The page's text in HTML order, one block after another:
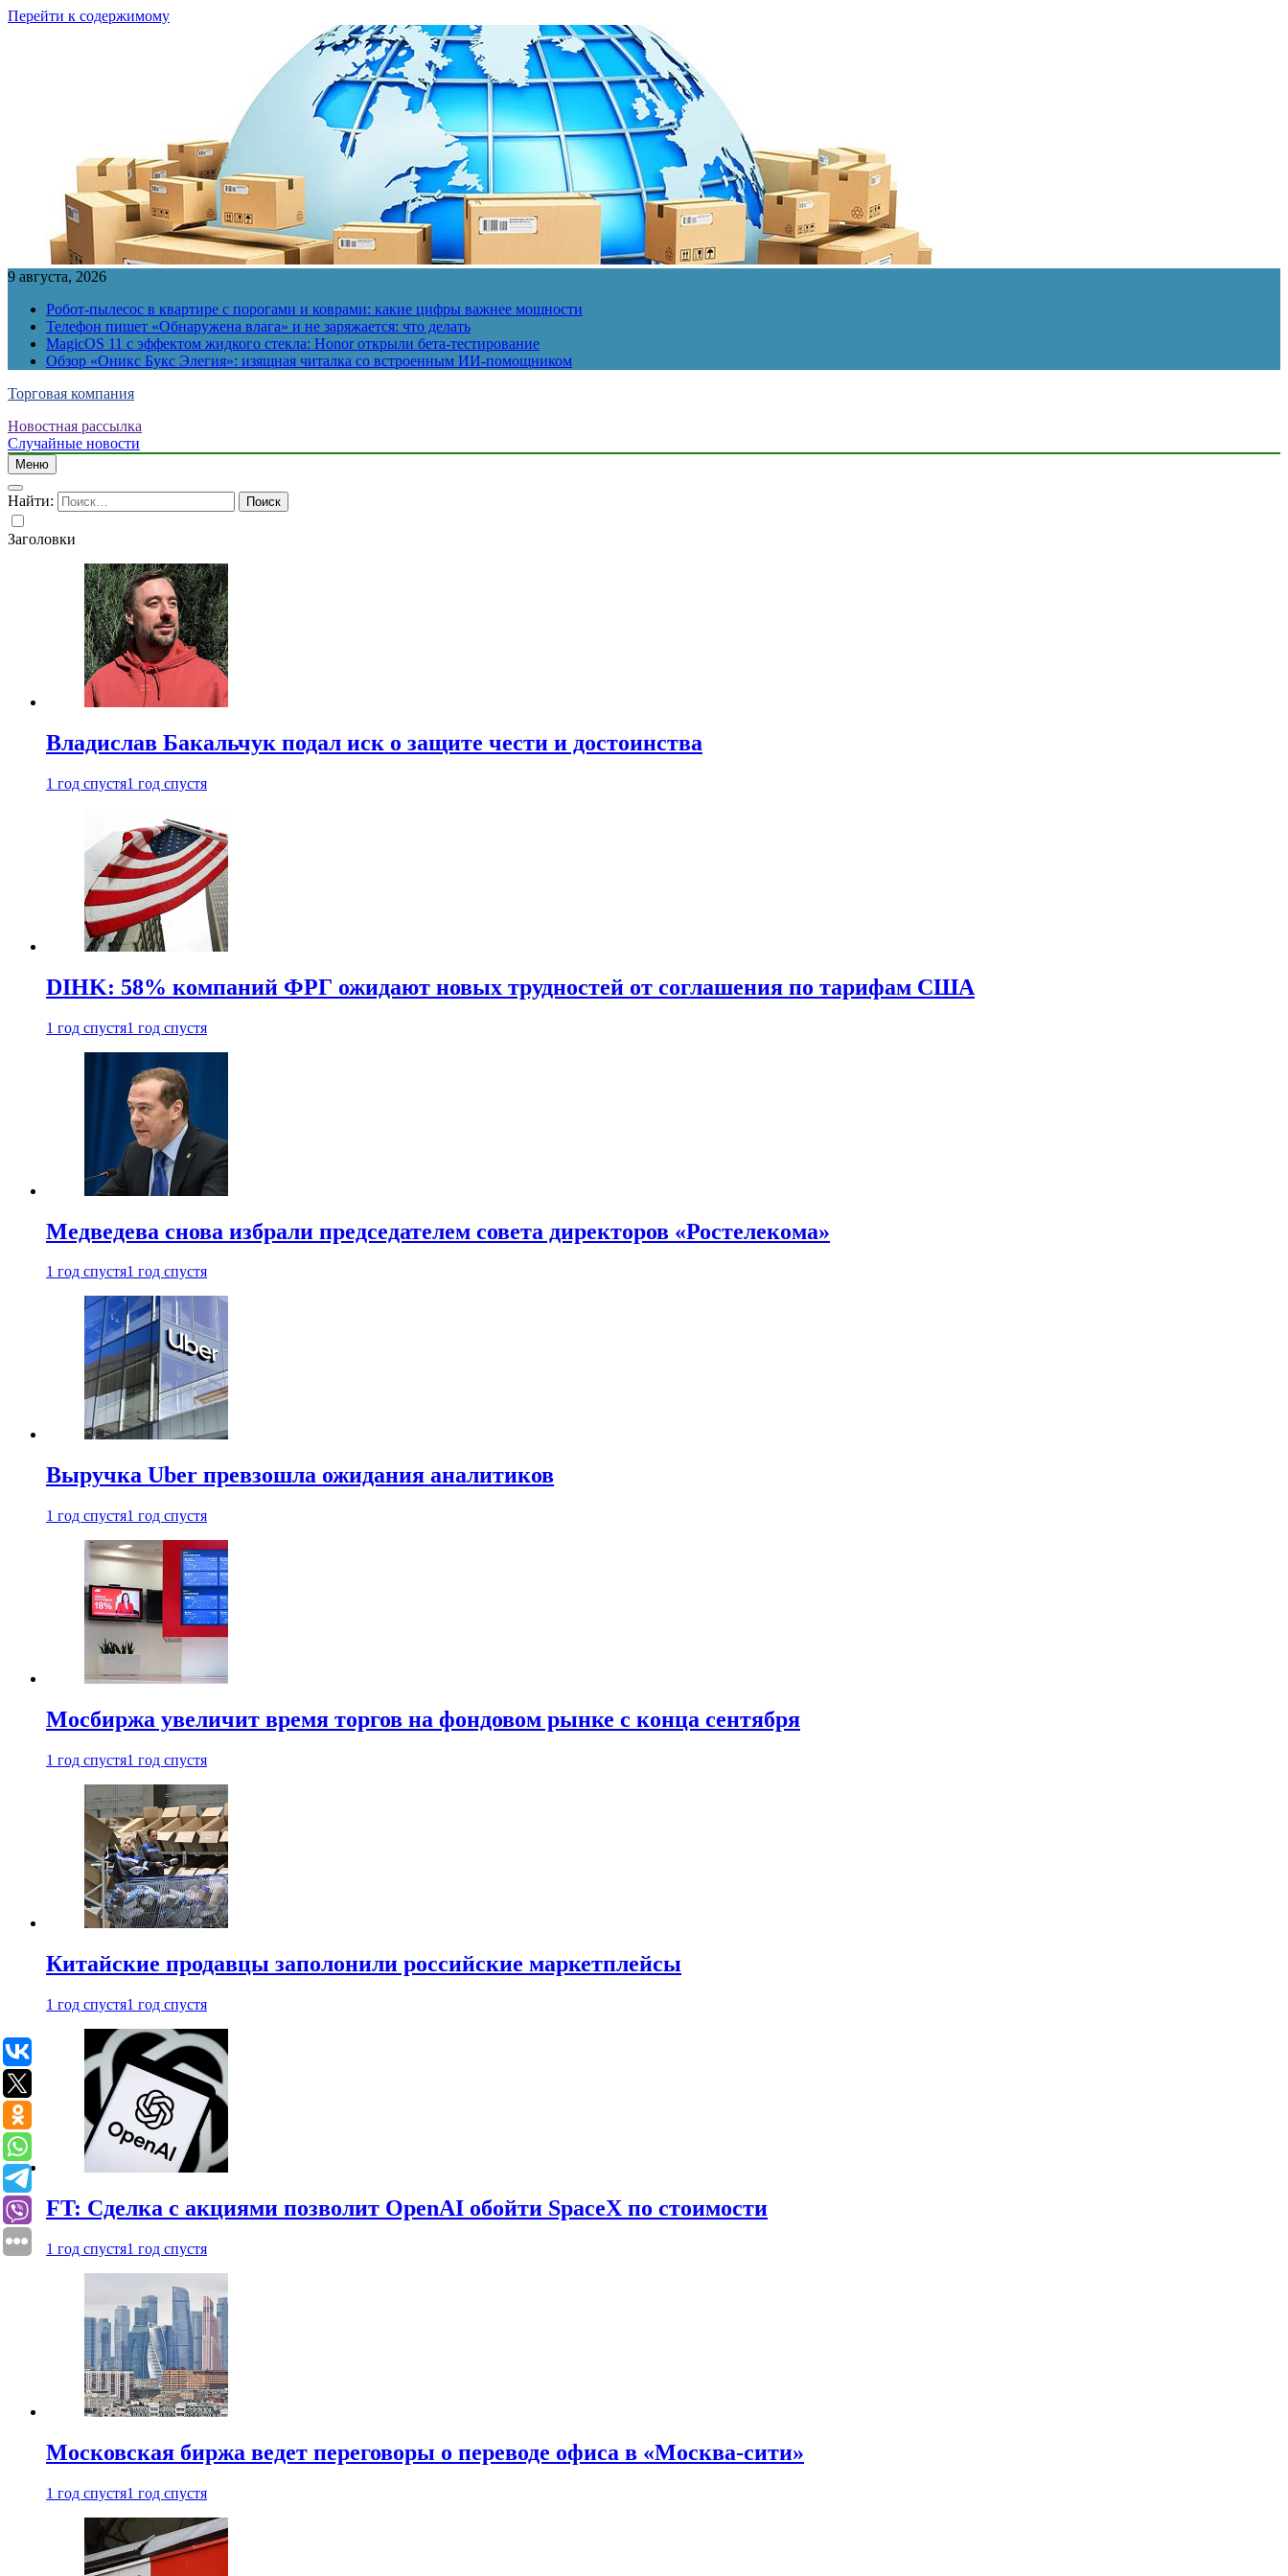
Перейти к содержимому
9 августа, 2026
Робот-пылесос в квартире с порогами и коврами: какие цифры важнее мощности
Телефон пишет «Обнаружена влага» и не заряжается: что делать
MagicOS 11 с эффектом жидкого стекла: Honor открыли бета-тестирование
Обзор «Оникс Букс Элегия»: изящная читалка со встроенным ИИ-помощником
Торговая компания
Новостная рассылка
Случайные новости
Меню
Найти:
Заголовки
Владислав Бакальчук подал иск о защите чести и достоинства
1 год спустя1 год спустя
DIHK: 58% компаний ФРГ ожидают новых трудностей от соглашения по тарифам США
1 год спустя1 год спустя
Медведева снова избрали председателем совета директоров «Ростелекома»
1 год спустя1 год спустя
Выручка Uber превзошла ожидания аналитиков
1 год спустя1 год спустя
Мосбиржа увеличит время торгов на фондовом рынке с конца сентября
1 год спустя1 год спустя
Китайские продавцы заполонили российские маркетплейсы
1 год спустя1 год спустя
FT: Сделка с акциями позволит OpenAI обойти SpaceX по стоимости
1 год спустя1 год спустя
Московская биржа ведет переговоры о переводе офиса в «Москва-сити»
1 год спустя1 год спустя